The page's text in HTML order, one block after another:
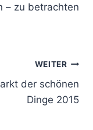
– zu betrachten
WEITER
der schönen
Dinge 2015